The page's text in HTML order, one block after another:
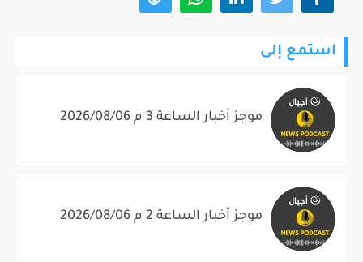
استمع إلى
موجز أخبار الساعة 3 م 2026/08/06
موجز أخبار الساعة 2 م 2026/08/06